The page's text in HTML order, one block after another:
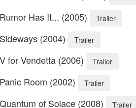
Has It... (2005) Trailer
(2004) Trailer
for Vendetta (2006) Trailer
Room (2002) Trailer
of Solace (2008) Trailer